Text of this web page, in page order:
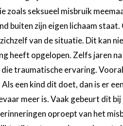
zoals seksueel misbruik
buiten zijn eigen lichaam
van de situatie. Dit kan
heeft opgelopen. Zelfs jaren
traumatische ervaring.
een kind dit doet, dan is er
meer is. Vaak gebeurt dit
oproept van het